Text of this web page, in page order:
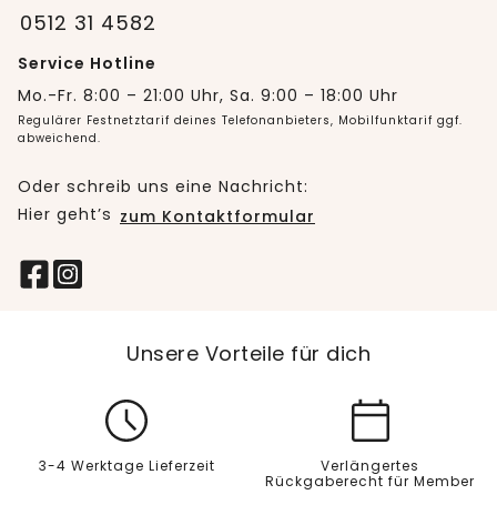
0512 31 4582
Service Hotline
Mo.-Fr. 8:00 – 21:00 Uhr, Sa. 9:00 – 18:00 Uhr
Regulärer Festnetztarif deines Telefonanbieters, Mobilfunktarif ggf.
abweichend.
Oder schreib uns eine Nachricht:
Hier geht’s zum Kontaktformular
Unsere Vorteile für dich
3-4 Werktage Lieferzeit
Verlängertes
Rückgaberecht für Member